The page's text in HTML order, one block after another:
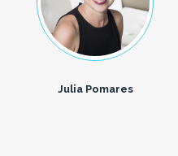
Julia Pomares